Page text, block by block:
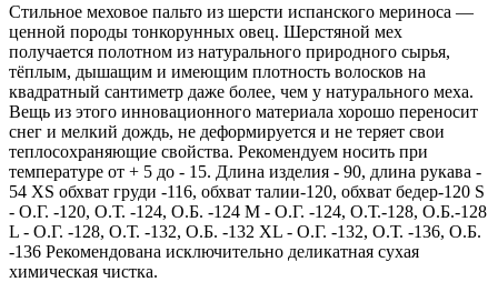
Стильное меховое пальто из шерсти испанского мериноса —
ценной породы тонкорунных овец. Шерстяной мех
получается полотном из натурального природного сырья,
тёплым, дышащим и имеющим плотность волосков на
квадратный сантиметр даже более, чем у натурального меха.
Вещь из этого инновационного материала хорошо переносит
снег и мелкий дождь, не деформируется и не теряет свои
теплосохраняющие свойства. Рекомендуем носить при
температуре от + 5 до - 15. Длина изделия - 90, длина рукава -
54 XS обхват груди -116, обхват талии-120, обхват бедер-120 S
- О.Г. -120, О.Т. -124, О.Б. -124 M - О.Г. -124, О.Т.-128, О.Б.-128
L - О.Г. -128, О.Т. -132, О.Б. -132 XL - О.Г. -132, О.Т. -136, О.Б.
-136 Рекомендована исключительно деликатная сухая
химическая чистка.